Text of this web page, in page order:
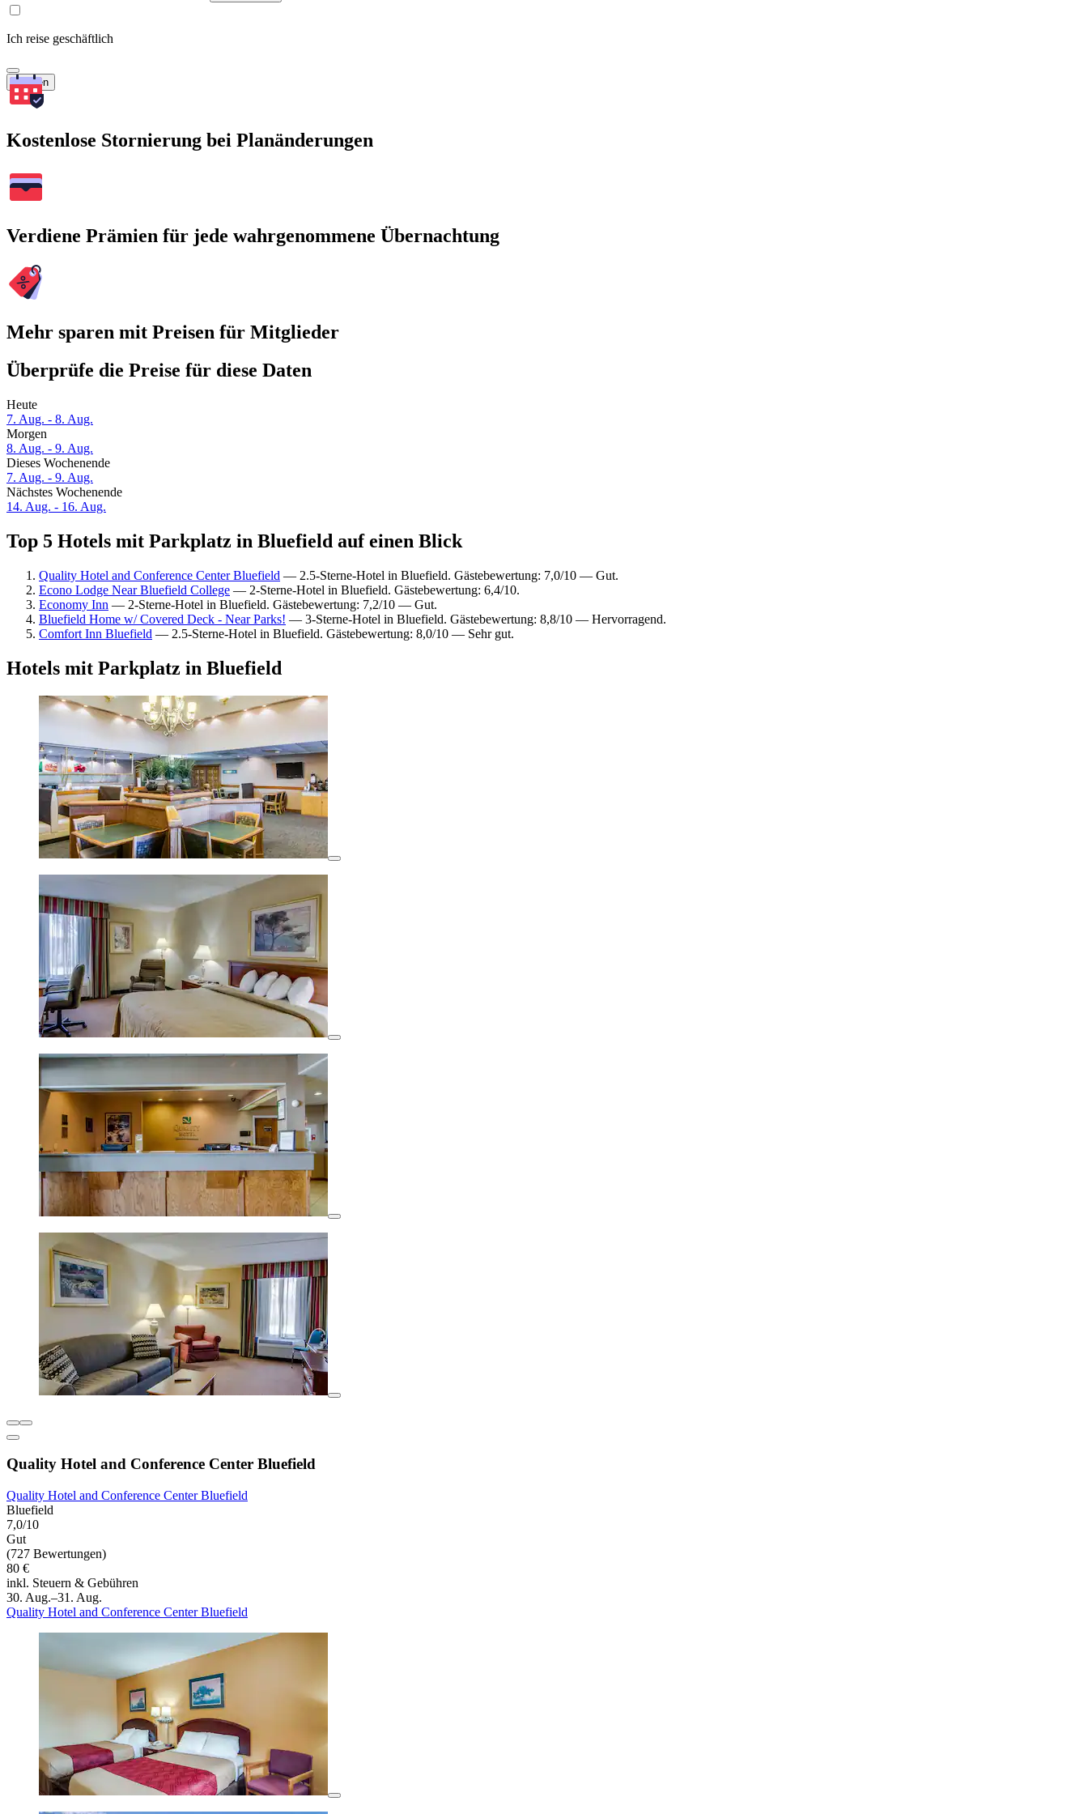
Ich reise geschäftlich
Suchen
Kostenlose Stornierung bei Planänderungen
Verdiene Prämien für jede wahrgenommene Übernachtung
Mehr sparen mit Preisen für Mitglieder
Überprüfe die Preise für diese Daten
Heute
7. Aug. - 8. Aug.
Morgen
8. Aug. - 9. Aug.
Dieses Wochenende
7. Aug. - 9. Aug.
Nächstes Wochenende
14. Aug. - 16. Aug.
Top 5 Hotels mit Parkplatz in Bluefield auf einen Blick
Quality Hotel and Conference Center Bluefield — 2.5-Sterne-Hotel in Bluefield. Gästebewertung: 7,0/10 — Gut.
Econo Lodge Near Bluefield College — 2-Sterne-Hotel in Bluefield. Gästebewertung: 6,4/10.
Economy Inn — 2-Sterne-Hotel in Bluefield. Gästebewertung: 7,2/10 — Gut.
Bluefield Home w/ Covered Deck - Near Parks! — 3-Sterne-Hotel in Bluefield. Gästebewertung: 8,8/10 — Hervorragend.
Comfort Inn Bluefield — 2.5-Sterne-Hotel in Bluefield. Gästebewertung: 8,0/10 — Sehr gut.
Hotels mit Parkplatz in Bluefield
Quality Hotel and Conference Center Bluefield
Quality Hotel and Conference Center Bluefield
Bluefield
7,0/10
Gut
(727 Bewertungen)
80 €
inkl. Steuern & Gebühren
30. Aug.–31. Aug.
Quality Hotel and Conference Center Bluefield